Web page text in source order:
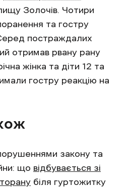
Золочів. Чотири
та гостру
постраждалих
отримав рвану рану
жінка та діти 12 та
гостру реакцію на
закону та
що відбувається зі
біля гуртожитку